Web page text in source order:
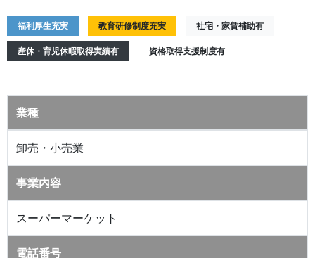
福利厚生充実 教育研修制度充実 社宅・家賃補助有
産休・育児休暇取得実績有 資格取得支援制度有
業種
卸売・小売業
事業内容
スーパーマーケット
電話番号